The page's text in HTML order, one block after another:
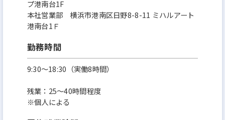
プ港南台1F
本社営業部 横浜市港南区日野8-8-11 ミハルアート
港南台1Ｆ
勤務時間
9:30〜18:30（実働8時間）
残業：25〜40時間程度
※個人による